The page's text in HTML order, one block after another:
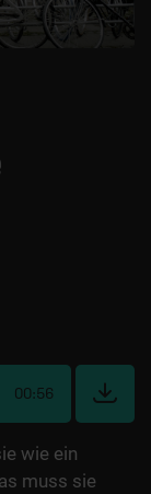
00:56
wie ein
muss sie